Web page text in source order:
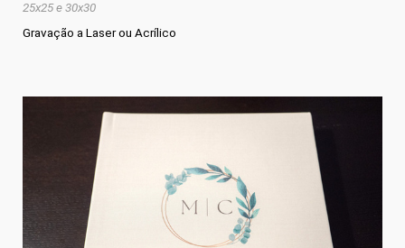
25x25 e 30x30
Gravação a Laser ou Acrílico